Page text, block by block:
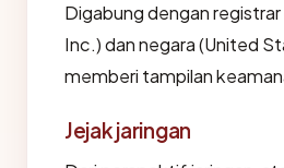
Digabung dengan
Inc.) dan negara (United
memberi tampilan
Jejak jaringan